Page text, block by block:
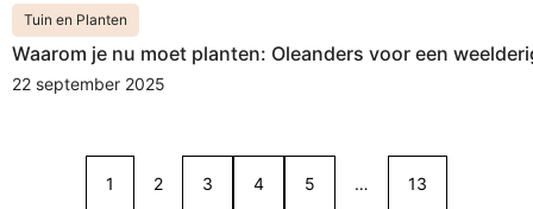
Tuin en Planten
Waarom je nu moet planten: Oleanders voor een
22 september 2025
1 2 3 4 5 … 13